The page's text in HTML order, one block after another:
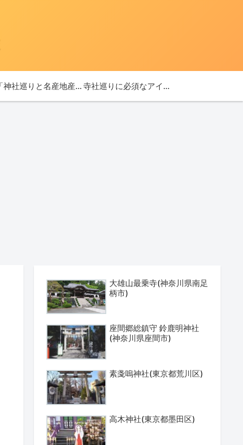
「神社巡りと名産地産を探す旅」ブログ始めました！ 寺社巡りに必須なアイテム
大雄山最乗寺(神奈川県南足
柄市)
座間郷総鎮守 鈴鹿明神社
(神奈川県座間市)
素戔嗚神社(東京都荒川区)
高木神社(東京都墨田区)